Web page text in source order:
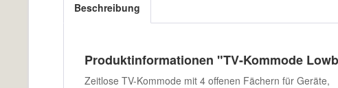
Beschreibung
Produktinformationen "TV-Kommode
Zeitlose TV-Kommode mit 4 offenen Fächern für Geräte,